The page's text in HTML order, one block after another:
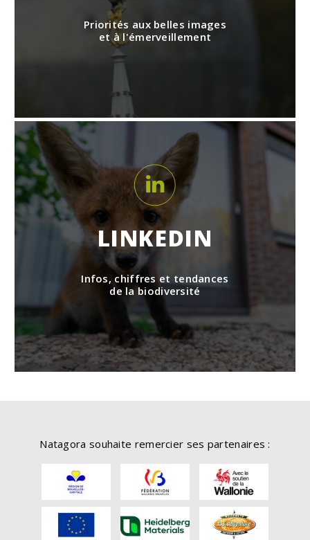
Priorités aux belles images
et à l'émerveillement
LINKEDIN
Infos, chiffres et tendances
de la biodiversité
Natagora souhaite remercier ses partenaires :